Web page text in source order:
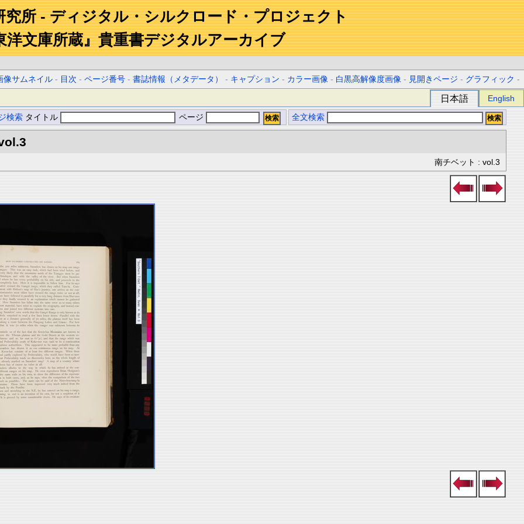
究所 - ディジタル・シルクロード・プロジェクト
洋文庫所蔵』貴重書デジタルアーカイブ
像サムネイル - 目次 -ページ番号 -書誌情報（メタデータ） - キャプション - カラー画像 - 白黒高解像度画像 - 見開きページ - グラフィック -
日本語 English
検索 タイトル ページ 全文検索
南チベット : vol.3